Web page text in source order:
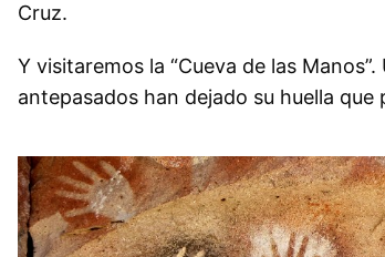
Cruz.
Y visitaremos la “Cueva de las
antepasados han dejado su huella que